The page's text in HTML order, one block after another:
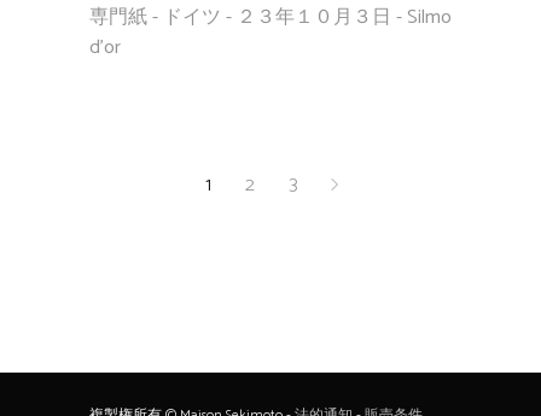
専門紙 - ドイツ - ２３年１０月３日 - Silmo
d'or
1 2 3